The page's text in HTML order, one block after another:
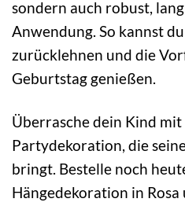
sondern auch robust,
Anwendung. So kannst
zurücklehnen und die
Geburtstag genießen.
Überrasche dein Kind
Partydekoration, die
bringt. Bestelle noch
Hängedekoration in Rosa